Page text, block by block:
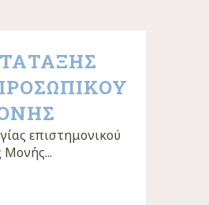
επιστημονικού
Μονής...